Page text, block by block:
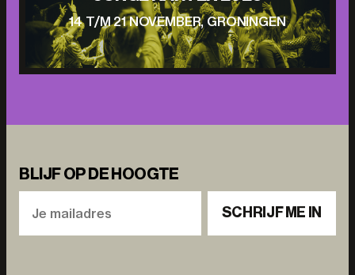
14 T/M 21 NOVEMBER, GRONINGEN
BLIJF OP DE HOOGTE
SCHRIJF ME IN